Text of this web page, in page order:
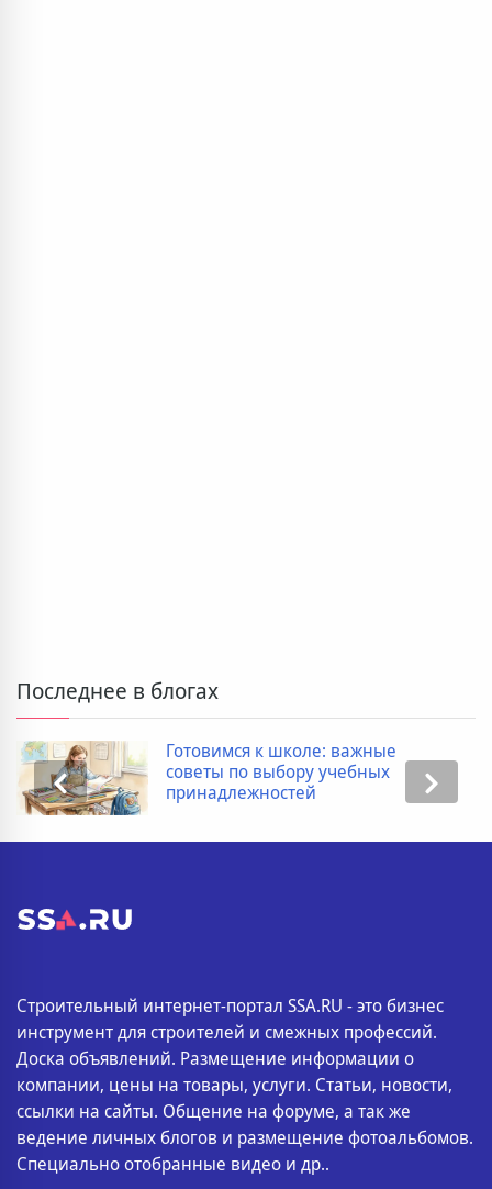
Последнее в блогах
Готовимся к школе: важные
советы по выбору учебных
принадлежностей
Строительный интернет-портал SSA.RU - это бизнес
инструмент для строителей и смежных профессий.
Доска объявлений. Размещение информации о
компании, цены на товары, услуги. Статьи, новости,
ссылки на сайты. Общение на форуме, а так же
ведение личных блогов и размещение фотоальбомов.
Специально отобранные видео и др..